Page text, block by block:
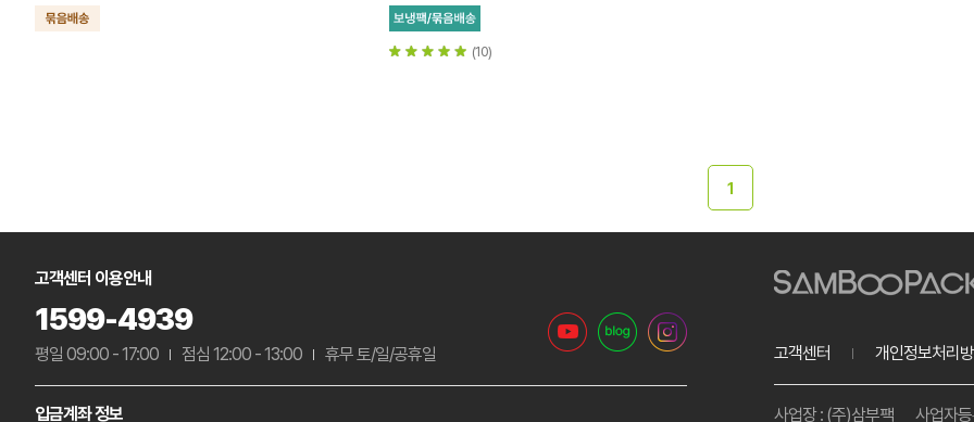
(10)
1
고객센터 이용안내
1599-4939
평일 09:00 - 17:00 점심 12:00 - 13:00 휴무 토/일/공휴일
입금계좌 정보
고객센터 개인정보처리
사업장 : (주)삼부팩 사업자